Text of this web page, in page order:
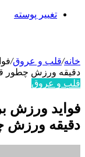
تغییر پوسته
خانه/قلب و عروق/
دقیقه ورزش چطور
قلب و عروق
دقیقه ورزش